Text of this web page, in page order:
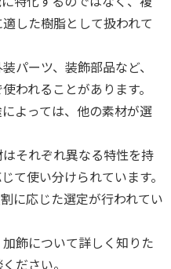
した樹脂として扱われて
パーツ、装飾部品など、
われることがあります。
よっては、他の素材が選
それぞれ異なる特性を持
て使い分けられています。
に応じた選定が行われてい
飾について詳しく知りた
ださい。